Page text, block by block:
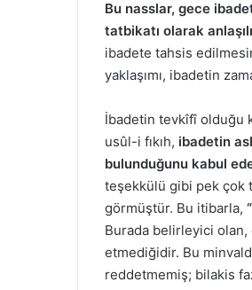
Bu nasslar, gece
tatbikatı olarak
ibadete tahsis
yaklaşımı, ibadetin
İbadetin tevkîfî olduğu
usûl-i fıkıh, ibadetin
bulunduğunu kabul
teşekkülü gibi pek çok
görmüştür. Bu itibarla,
Burada belirleyici olan,
etmediğidir. Bu
reddetmemiş; bilakis